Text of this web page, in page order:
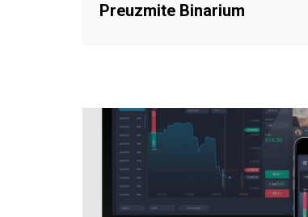
Preuzmite Binarium